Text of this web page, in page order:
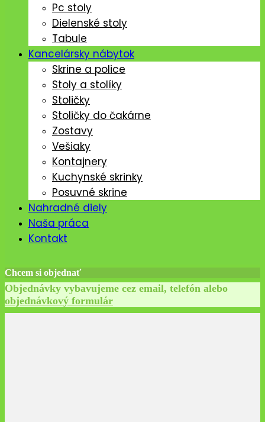
Pc stoly
Dielenské stoly
Tabule
Kancelársky nábytok
Skrine a police
Stoly a stolíky
Stoličky
Stoličky do čakárne
Zostavy
Vešiaky
Kontajnery
Kuchynské skrinky
Posuvné skrine
Nahradné diely
Naša práca
Kontakt
Chcem si objednať
Objednávky vybavujeme cez email, telefón alebo
objednávkový formulár